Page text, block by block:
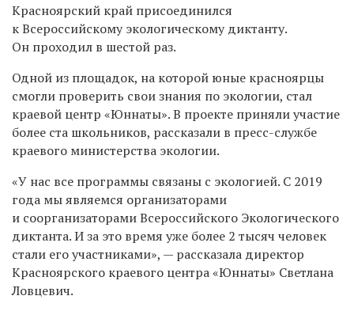
Красноярский край присоединился
к Всероссийскому экологическому диктанту.
Он проходил в шестой раз.
Одной из площадок, на которой юные красноярцы
смогли проверить свои знания по экологии, стал
краевой центр «Юннаты». В проекте приняли участие
более ста школьников, рассказали в пресс-службе
краевого министерства экологии.
«У нас все программы связаны с экологией. С 2019
года мы являемся организаторами
и соорганизаторами Всероссийского Экологического
диктанта. И за это время уже более 2 тысяч человек
стали его участниками», — рассказала директор
Красноярского краевого центра «Юннаты» Светлана
Ловцевич.